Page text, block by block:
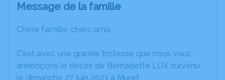
Message de la famille
Chère famille, chers amis,
C’est avec une grande tristesse que nous vous
annonçons le décès de Bernadette LUX survenu
le dimanche 27 juin 2021 à Muret.